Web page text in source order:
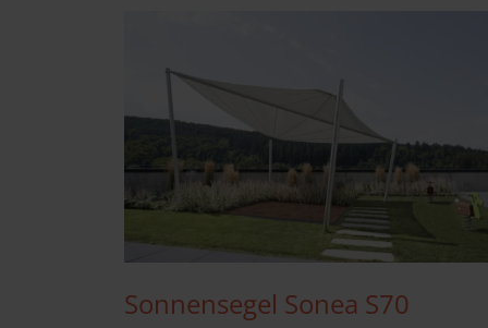
Sonnensegel Sonea S70